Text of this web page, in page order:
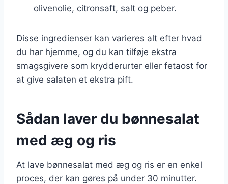
olivenolie, citronsaft, salt og peber.
Disse ingredienser kan varieres alt efter hvad
du har hjemme, og du kan tilføje ekstra
smagsgivere som krydderurter eller fetaost for
at give salaten et ekstra pift.
Sådan laver du bønnesalat
med æg og ris
At lave bønnesalat med æg og ris er en enkel
proces, der kan gøres på under 30 minutter.